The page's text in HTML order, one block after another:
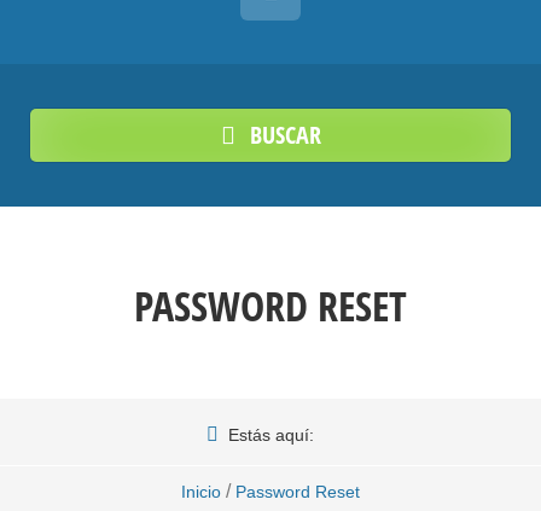
BUSCAR
PASSWORD RESET
Estás aquí:
Inicio / Password Reset